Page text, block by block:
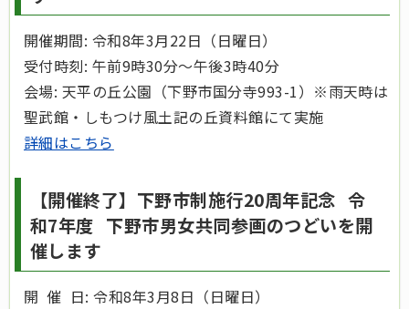
開催期間: 令和8年3月22日（日曜日）
受付時刻: 午前9時30分～午後3時40分
会場: 天平の丘公園（下野市国分寺993-1）※雨天時は
聖武館・しもつけ風土記の丘資料館にて実施
詳細はこちら
【開催終了】下野市制施行20周年記念 令
和7年度 下野市男女共同参画のつどいを開
催します
開 催 日: 令和8年3月8日（日曜日）